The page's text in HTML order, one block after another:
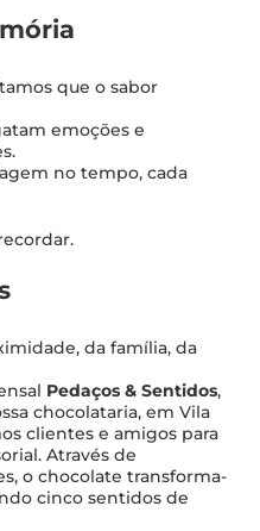
que o sabor
emoções e
no tempo, cada
da família, da
Pedaços & Sentidos,
chocolataria, em Vila
clientes e amigos para
Através de
o chocolate transforma-
cinco sentidos de